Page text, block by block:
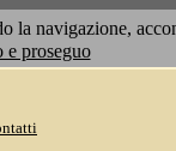
la navigazione,
e proseguo